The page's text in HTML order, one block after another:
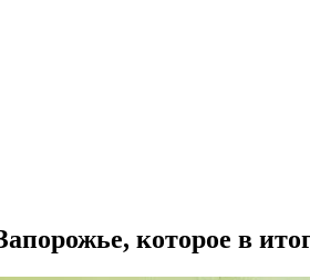
которое в